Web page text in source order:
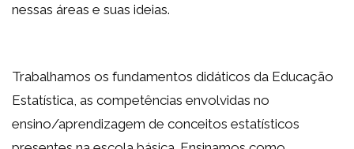
nessas áreas e suas ideias.
Trabalhamos os fundamentos didáticos da Educação
Estatística, as competências envolvidas no
ensino/aprendizagem de conceitos estatísticos